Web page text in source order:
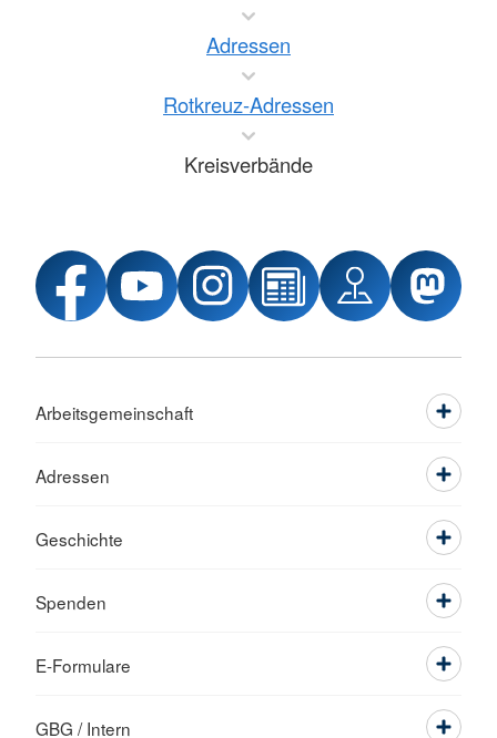
Adressen
Rotkreuz-Adressen
Kreisverbände
Arbeitsgemeinschaft
Adressen
Geschichte
Spenden
E-Formulare
GBG / Intern